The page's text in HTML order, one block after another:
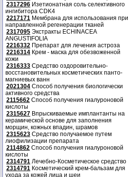
2317296 Изетионатная соль селективного
ингибитора CDK4
2217171 Мембрана для использования при
направленной регенерации тканей
2317095 Экстракты ECHINACEA
ANGUSTIFOLIA
2216332 Препарат для лечения астроза
2216314 Крем - маска для обезвоженной
кожи
2316333 Средство оздоровительно-
восстановительных косметических панто-
магниевых ванн
2021304 Способ получения биологически
активного средства
2115662 Способ получения гиалуроновой
кислоты
2315627 Впрыскиваемые имплантанты на
керамической основе для заполнения
морщин, кожных впадин, шрамов
2315623 Средство получаемое путем
лиофилизации препарата
2114862 Способ получения гиалуроновой
кислоты
2314791 Лечебно-Косметическое средство
2314791 Косметический крем-бальзам для
ухода за кожей лица и шеи